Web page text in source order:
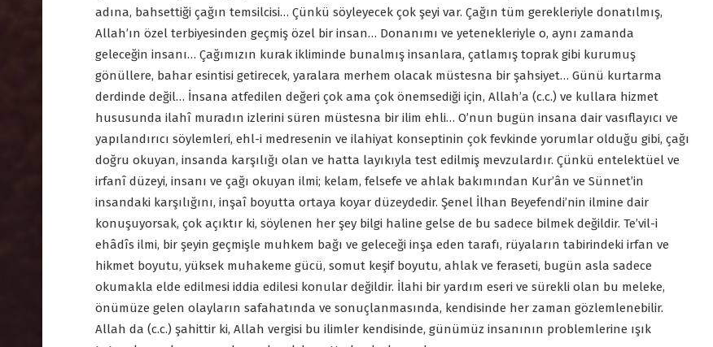
adına, bahsettiği çağın temsilcisi… Çünkü söyleyecek çok şeyi var. Çağın tüm gerekleriyle donatılmış,
Allah’ın özel terbiyesinden geçmiş özel bir insan… Donanımı ve yetenekleriyle o, aynı zamanda
geleceğin insanı… Çağımızın kurak ikliminde bunalmış insanlara, çatlamış toprak gibi kurumuş
gönüllere, bahar esintisi getirecek, yaralara merhem olacak müstesna bir şahsiyet… Günü kurtarma
derdinde değil… İnsana atfedilen değeri çok ama çok önemsediği için, Allah’a (c.c.) ve kullara hizmet
hususunda ilahî muradın izlerini süren müstesna bir ilim ehli… O’nun bugün insana dair vasıflayıcı ve
yapılandırıcı söylemleri, ehl-i medresenin ve ilahiyat konseptinin çok fevkinde yorumlar olduğu gibi, çağı
doğru okuyan, insanda karşılığı olan ve hatta layıkıyla test edilmiş mevzulardır. Çünkü entelektüel ve
irfanî düzeyi, insanı ve çağı okuyan ilmi; kelam, felsefe ve ahlak bakımından Kur’ân ve Sünnet’in
insandaki karşılığını, inşaî boyutta ortaya koyar düzeydedir. Şenel İlhan Beyefendi’nin ilmine dair
konuşuyorsak, çok açıktır ki, söylenen her şey bilgi haline gelse de bu sadece bilmek değildir. Te’vil-i
ehâdîs ilmi, bir şeyin geçmişle muhkem bağı ve geleceği inşa eden tarafı, rüyaların tabirindeki irfan ve
hikmet boyutu, yüksek muhakeme gücü, somut keşif boyutu, ahlak ve feraseti, bugün asla sadece
okumakla elde edilmesi iddia edilesi konular değildir. İlahi bir yardım eseri ve sürekli olan bu meleke,
önümüze gelen olayların safahatında ve sonuçlanmasında, kendisinde her zaman gözlemlenebilir.
Allah da (c.c.) şahittir ki, Allah vergisi bu ilimler kendisinde, günümüz insanının problemlerine ışık